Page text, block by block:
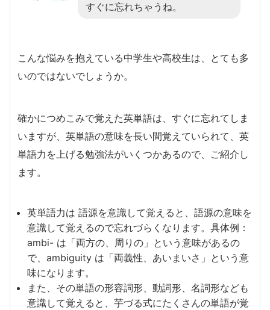
すぐに忘れちゃうね。
こんな悩みを抱えている中学生や高校生は、とても多
いのではないでしょうか。
確かにつめこみで覚えた英単語は、すぐに忘れてしま
いますが、英単語の意味を長い間覚えていられて、英
単語力を上げる勉強法がいくつかあるので、ご紹介し
ます。
英単語力は 語源を意識して覚えると、語源の意味を
意識して覚えるので忘れづらくなります。具体例：
ambi- は「両方の、周りの」という意味があるの
で、ambiguity は「両義性、あいまいさ」という意
味になります。
また、その単語の形容詞形、動詞形、名詞形なども
意識して覚えると、芋づる式にたくさんの単語が覚